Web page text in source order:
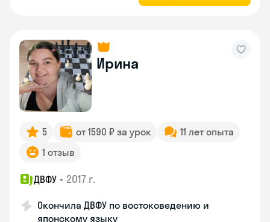
Ирина
5 от 1590 ₽ за урок
11 лет опыта
1 отзыв
ДВФУ • 2017 г.
Окончила ДВФУ по востоковедению и
японскому языку